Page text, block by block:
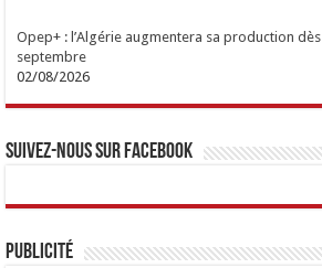
Opep+ : l’Algérie augmentera sa production dès
septembre
02/08/2026
Suivez-nous sur Facebook
Publicité